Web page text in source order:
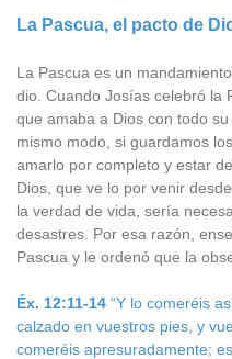
La Pascua, el pacto de
La Pascua es un
dio. Cuando Josías celebró la
que amaba a Dios con todo
mismo modo, si guardamos
amarlo por completo y estar
Dios, que ve lo por venir
la verdad de vida, sería
desastres. Por esa razón,
Pascua y le ordenó que la
Éx. 12:11-14 “Y lo comeréis
calzado en vuestros pies, y
comeréis apresuradamente;